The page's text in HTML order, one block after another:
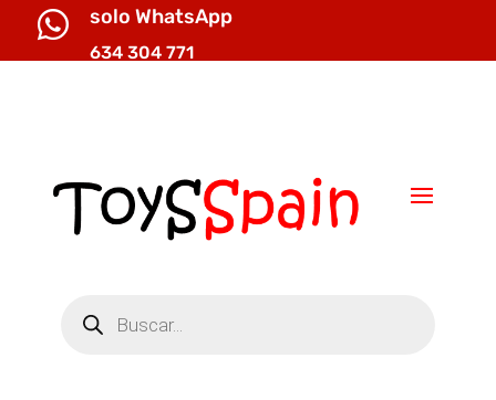
 solo WhatsApp
634 304 771
productos